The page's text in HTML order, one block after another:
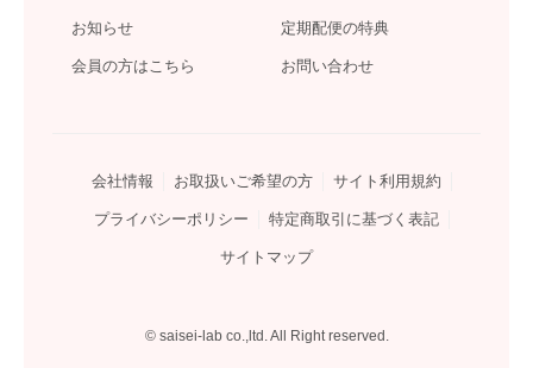
お知らせ 定期配便の特典
会員の方はこちら お問い合わせ
会社情報 お取扱いご希望の方 サイト利用規約
プライバシーポリシー 特定商取引に基づく表記
サイトマップ
© saisei-lab co.,ltd. All Right reserved.